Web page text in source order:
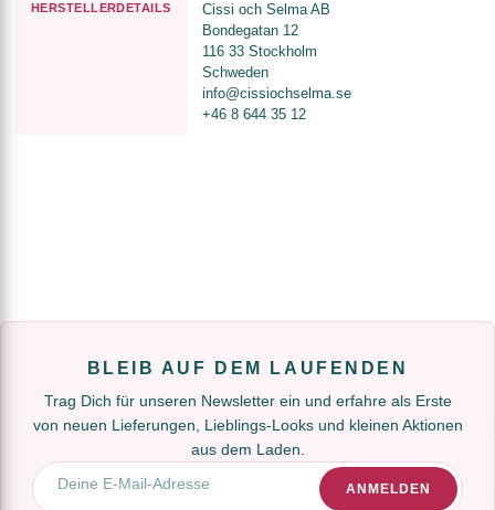
HERSTELLERDETAILS
Cissi och Selma AB
Bondegatan 12
116 33 Stockholm
Schweden
info@cissiochselma.se
+46 8 644 35 12
BLEIB AUF DEM LAUFENDEN
Trag Dich für unseren Newsletter ein und erfahre als Erste
von neuen Lieferungen, Lieblings-Looks und kleinen Aktionen
aus dem Laden.
E-Mail-Adresse
ANMELDEN